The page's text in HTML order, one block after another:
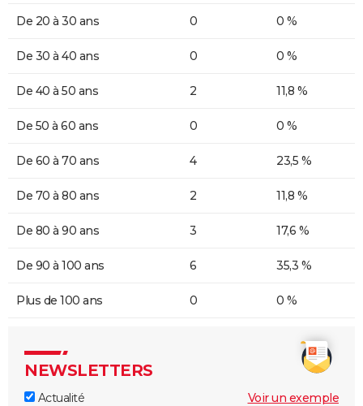
De 20 à 30 ans 0 0 %
De 30 à 40 ans 0 0 %
De 40 à 50 ans 2 11,8 %
De 50 à 60 ans 0 0 %
De 60 à 70 ans 4 23,5 %
De 70 à 80 ans 2 11,8 %
De 80 à 90 ans 3 17,6 %
De 90 à 100 ans 6 35,3 %
Plus de 100 ans 0 0 %
NEWSLETTERS
Actualité
Voir un exemple